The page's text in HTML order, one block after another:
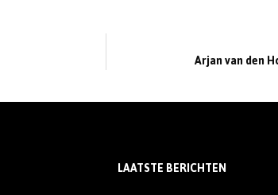
Arjan van den
LAATSTE BERICHTEN